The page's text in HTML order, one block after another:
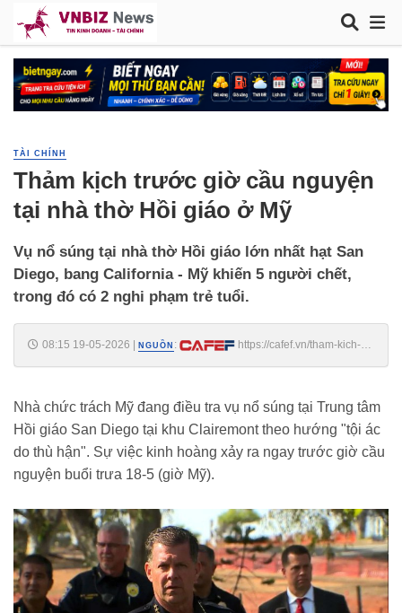
TÀI CHÍNH
Thảm kịch trước giờ cầu nguyện
tại nhà thờ Hồi giáo ở Mỹ
Vụ nổ súng tại nhà thờ Hồi giáo lớn nhất hạt San
Diego, bang California - Mỹ khiến 5 người chết,
trong đó có 2 nghi phạm trẻ tuổi.
08:15 19-05-2026 NGUỒN :
https://cafef.vn/tham-kich-
Nhà chức trách Mỹ đang điều tra vụ nổ súng tại Trung tâm
Hồi giáo San Diego tại khu Clairemont theo hướng "tội ác
do thù hận". Sự việc kinh hoàng xảy ra ngay trước giờ cầu
nguyện buổi trưa 18-5 (giờ Mỹ).